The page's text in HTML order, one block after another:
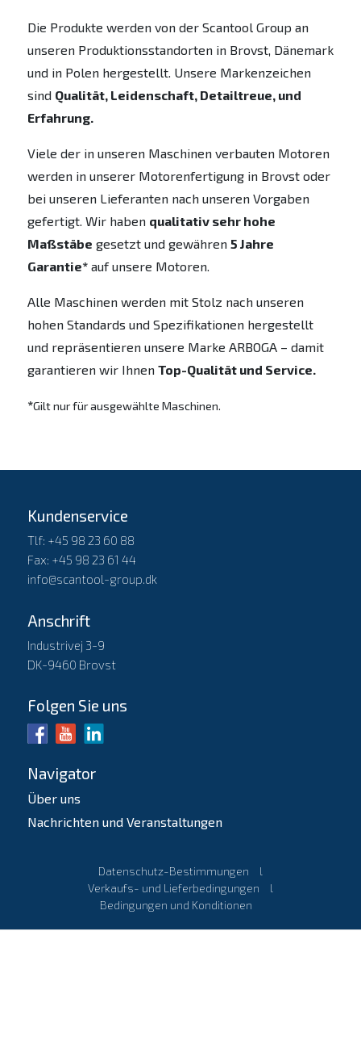
Die Produkte werden von der Scantool Group an
unseren Produktionsstandorten in Brovst, Dänemark
und in Polen hergestellt. Unsere Markenzeichen
sind Qualität, Leidenschaft, Detailtreue, und
Erfahrung.
Viele der in unseren Maschinen verbauten Motoren
werden in unserer Motorenfertigung in Brovst oder
bei unseren Lieferanten nach unseren Vorgaben
gefertigt. Wir haben qualitativ sehr hohe
Maßstäbe gesetzt und gewähren 5 Jahre
Garantie*auf unsere Motoren.
Alle Maschinen werden mit Stolz nach unseren
hohen Standards und Spezifikationen hergestellt
und repräsentieren unsere Marke ARBOGA – damit
garantieren wir Ihnen Top-Qualität und Service.
*Gilt nur für ausgewählte Maschinen.
Kundenservice
Tlf: +45 98 23 60 88
Fax: +45 98 23 61 44
info@scantool-group.dk
Anschrift
Industrivej 3-9
DK-9460 Brovst
Folgen Sie uns
Navigator
Über uns
Nachrichten und Veranstaltungen
Datenschutz-Bestimmungen
l
Verkaufs- und Lieferbedingungen
l
Bedingungen und Konditionen